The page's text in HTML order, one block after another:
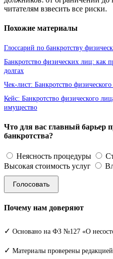
читателям взвесить все риски.
Похожие материалы
Глоссарий по банкротству
Банкротство физических лиц: как
долгах
Чек-лист: Банкротство
Кейс: Банкротство физического
имущество
Что для вас главный барьер
банкротства?
Неясность процедуры
Высокая стоимость услуг
Голосовать
Почему нам доверяют
✓ Основано на ФЗ №127 «О
✓ Материалы проверены